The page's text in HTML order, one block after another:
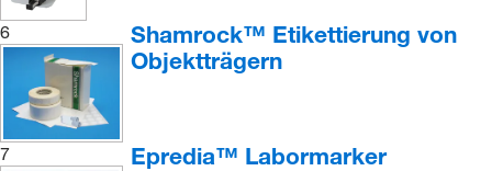
6
Shamrock™ Etikettierung von
Objektträgern
7 Epredia™ Labormarker